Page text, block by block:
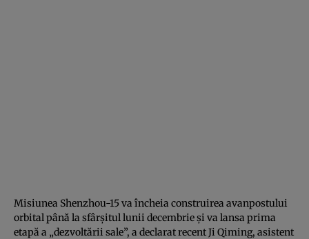
Misiunea Shenzhou-15 va încheia construirea avanpostului
orbital până la sfârșitul lunii decembrie și va lansa prima
etapă a „dezvoltării sale”, a declarat recent Ji Qiming, asistent